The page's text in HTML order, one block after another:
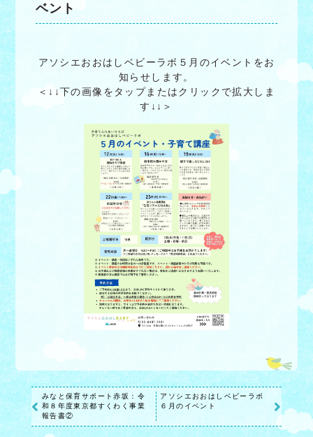
ベント
アソシエおおはしベビーラボ５月のイベントをお
知らせします。
＜↓↓下の画像をタップまたはクリックで拡大しま
す↓↓＞
みなと保育サポート赤坂：令
和８年度東京都すくわく事業
報告書②
アソシエおおはしベビーラボ
６月のイベント